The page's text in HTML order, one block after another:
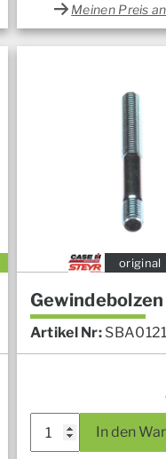
Meinen Preis
original
Artikel Nr:
In den